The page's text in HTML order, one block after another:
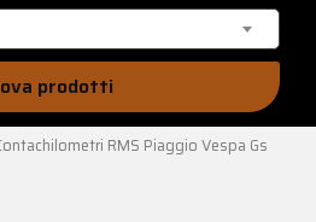
prodotti
RMS Piaggio Vespa Gs